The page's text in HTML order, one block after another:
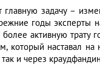
главную задачу –
годы эксперты
активную трату
который наставал
и через